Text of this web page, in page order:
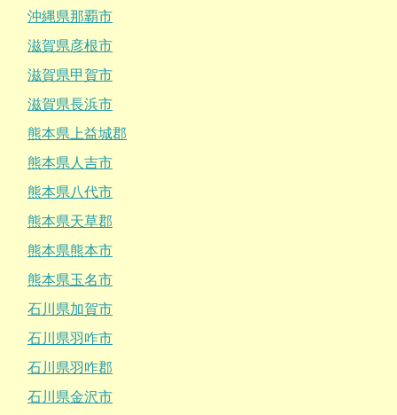
沖縄県那覇市
滋賀県彦根市
滋賀県甲賀市
滋賀県長浜市
熊本県上益城郡
熊本県人吉市
熊本県八代市
熊本県天草郡
熊本県熊本市
熊本県玉名市
石川県加賀市
石川県羽咋市
石川県羽咋郡
石川県金沢市